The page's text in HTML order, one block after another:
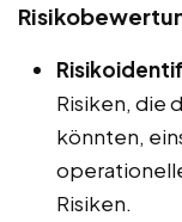
Risiken, die
könnten,
Risiken.